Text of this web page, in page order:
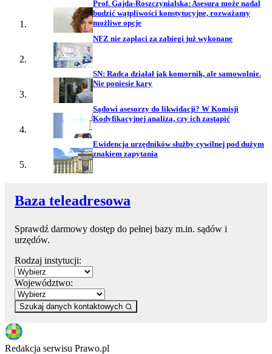
Prof. Gajda-Roszczynialska: Asesura może nadal
budzić wątpliwości konstytucyjne, rozważamy
możliwe opcje
NFZ nie zapłaci za zabiegi już wykonane
SN: Radca działał jak komornik, ale samowolnie.
Nie poniesie kary
Sądowi asesorzy do likwidacji? W Komisji
Kodyfikacyjnej analiza, czy ich zastąpić
Ewidencja urzędników służby cywilnej pod dużym
znakiem zapytania
Baza teleadresowa
Sprawdź darmowy dostęp do pełnej bazy m.in. sądów i
urzędów.
Rodzaj instytucji:
Województwo:
Szukaj danych kontaktowych
Redakcja serwisu Prawo.pl